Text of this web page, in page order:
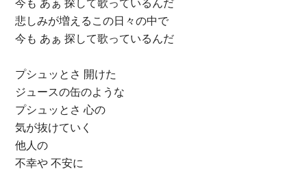
今も あぁ 探して歌っているんだ
悲しみが増えるこの日々の中で
今も あぁ 探して歌っているんだ
プシュッとさ 開けた
ジュースの缶のような
プシュッとさ 心の
気が抜けていく
他人の
不幸や 不安に